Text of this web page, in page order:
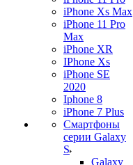
iPhone Xs Max
iPhone 11 Pro
Max
iPhone XR
IPhone Xs
iPhone SE
2020
Iphone 8
iPhone 7 Plus
Смартфоны
серии Galaxy
S
Galaxy